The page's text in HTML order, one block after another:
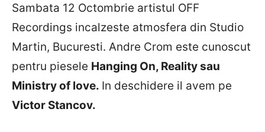
Sambata 12 Octombrie artistul OFF
Recordings incalzeste atmosfera din Studio
Martin, Bucuresti. Andre Crom este cunoscut
pentru piesele Hanging On, Reality sau
Ministry of love. In deschidere il avem pe
Victor Stancov.